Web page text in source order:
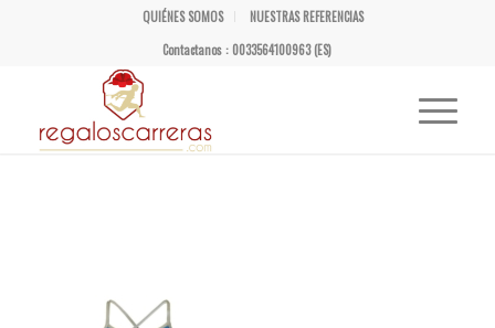
QUIÉNES SOMOS
NUESTRAS REFERENCIAS
Contactanos : 0033564100963 (ES)